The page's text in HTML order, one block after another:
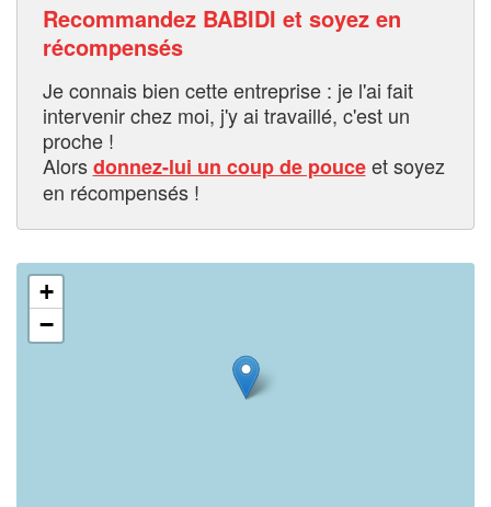
Recommandez BABIDI et soyez en
récompensés
Je connais bien cette entreprise : je l'ai fait
intervenir chez moi, j'y ai travaillé, c'est un
proche !
Alorsdonnez-lui un coup de pouceet soyez
en récompensés !
+
−